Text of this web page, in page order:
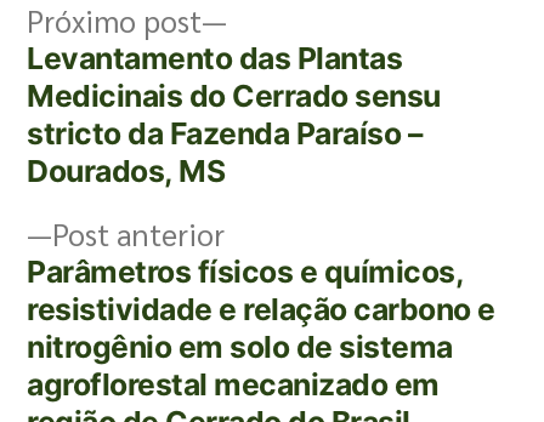
Post anterior
Parâmetros físicos e químicos,
resistividade e relação carbono e
nitrogênio em solo de sistema
agroflorestal mecanizado em
Próximo post
Levantamento das Plantas
Medicinais do Cerrado sensu
stricto da Fazenda Paraíso –
Dourados, MS